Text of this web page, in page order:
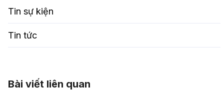
Tin sự kiện
Tin tức
Bài viết liên quan